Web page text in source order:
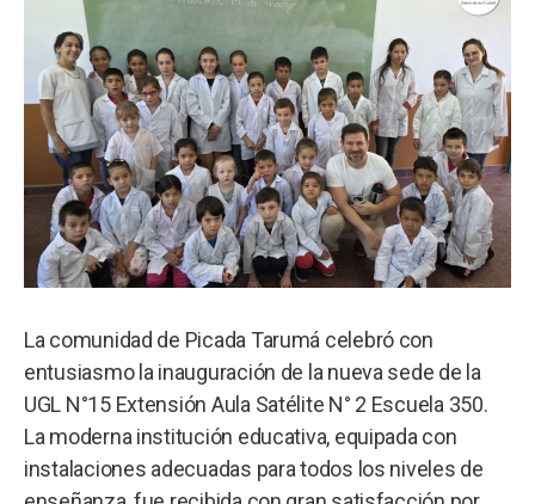
La comunidad de Picada Tarumá celebró con
entusiasmo la inauguración de la nueva sede de la
UGL N°15 Extensión Aula Satélite N° 2 Escuela 350.
La moderna institución educativa, equipada con
instalaciones adecuadas para todos los niveles de